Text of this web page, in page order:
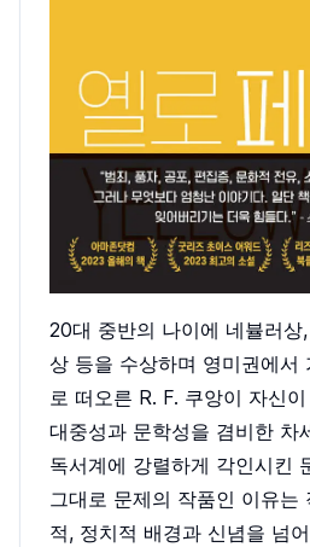
20대 중반의 나이에 네뷸러상
상 등을 수상하며 영미권에서
로 떠오른 R. F. 쿠앙이 자신
대중성과 문학성을 겸비한 차
독서계에 강렬하게 각인시킨
그대로 문제의 작품인 이유는
적, 정치적 배경과 신념을 넘